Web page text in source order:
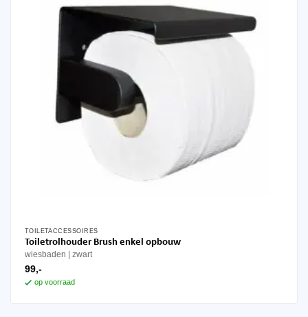
TOILETACCESSOIRES
Toiletrolhouder Brush enkel opbouw
wiesbaden zwart
99,-
op voorraad